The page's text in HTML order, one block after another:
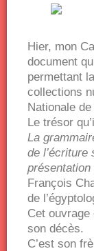
Hier, mon
document
permettant
collections
Nationale
Le trésor
La
de l’écriture
présentation
François
de
Cet ouvrage
son décès.
C’est son